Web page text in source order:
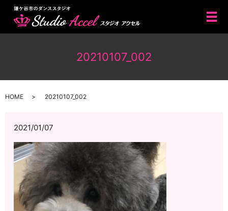
メ
20210107_002
HOME 20210107_002
2021/01/07